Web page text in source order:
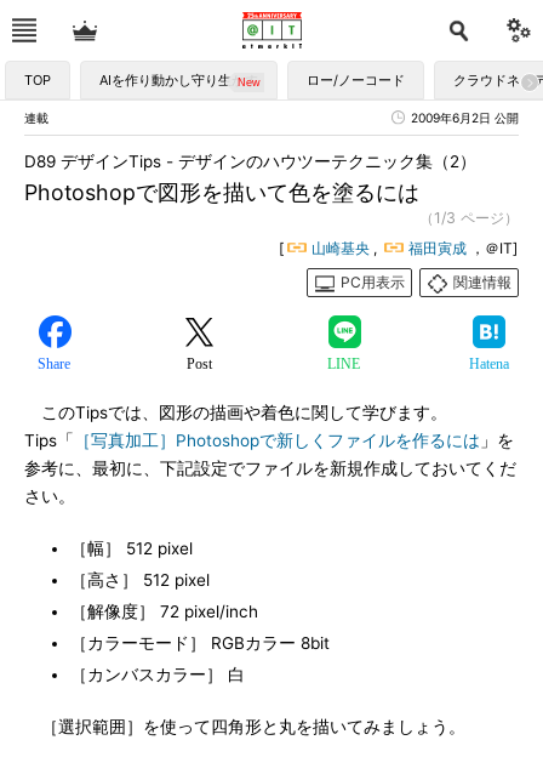
TOP AIを作り動かし守り生かす ロー/ノーコード クラウドネイ
連載 2009年6月2日 公開
Photoshopで図形を描いて色を塗るには
D89 デザインTips - デザインのハウツーテクニック集（2）
（1/3 ページ）
[
山崎基央 , 福田寅成 ，＠IT]
PC用表示
関連情報
Share Post LINE Hatena
このTipsでは、図形の描画や着色に関して学びます。
Tips「
［写真加工］Photoshopで新しくファイルを作るには 」を
参考に、最初に、下記設定でファイルを新規作成しておいてくだ
さい。
［幅］ 512 pixel
［高さ］ 512 pixel
［解像度］ 72 pixel/inch
［カラーモード］ RGBカラー 8bit
［カンバスカラー］ 白
［選択範囲］を使って四角形と丸を描いてみましょう。